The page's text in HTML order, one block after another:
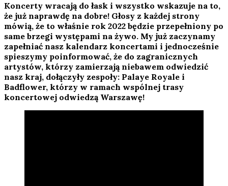
Koncerty wracają do łask i wszystko wskazuje na to,
że już naprawdę na dobre! Głosy z każdej strony
mówią, że to właśnie rok 2022 będzie przepełniony po
same brzegi występami na żywo. My już zaczynamy
zapełniać nasz kalendarz koncertami i jednocześnie
spieszymy poinformować, że do zagranicznych
artystów, którzy zamierzają niebawem odwiedzić
nasz kraj, dołączyły zespoły: Palaye Royale i
Badflower, którzy w ramach wspólnej trasy
koncertowej odwiedzą Warszawę!